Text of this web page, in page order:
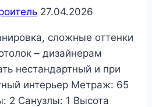
27.04.2026
сложные оттенки
– дизайнерам
нестандартный и при
интерьер Метраж: 65
2 Cанузлы: 1 Высота